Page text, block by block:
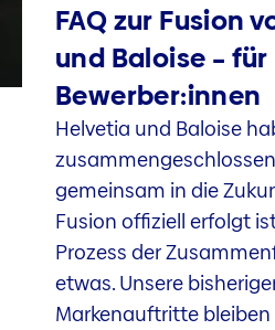
FAQ zur Fusion
und Baloise – für
Bewerber:innen
Helvetia und Baloise
gemeinsam in die
Fusion offiziell erfolgt
Prozess der
etwas. Unsere
Markenauftritte